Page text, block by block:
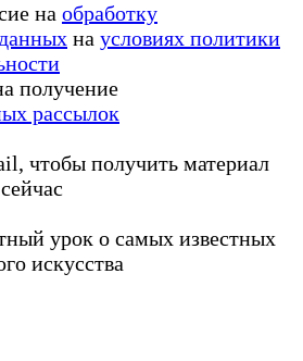
на обработку
на условиях политики
получение
рассылок
чтобы получить материал
урок о самых известных
искусства